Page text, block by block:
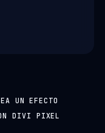
UN EFECTO
DIVI PIXEL